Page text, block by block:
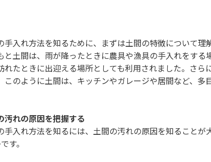
手入れ方法を知るために、まずは土間の特徴について理
と土間は、雨が降ったときに農具や漁具の手入れをする
れたときに出迎える場所としても利用されました。さら
このように土間は、キッチンやガレージや居間など、多
汚れの原因を把握する
手入れ方法を知るには、土間の汚れの原因を知ることが
す。